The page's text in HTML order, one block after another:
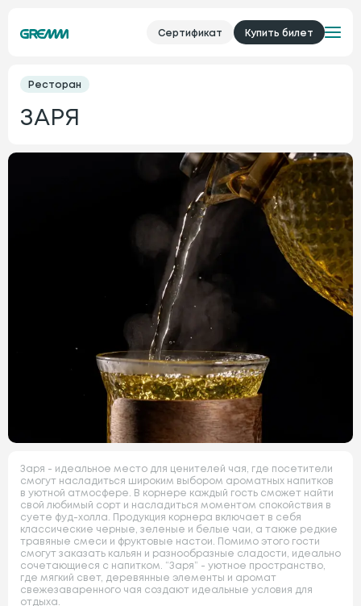
Сертификат Купить билет
Ресторан
ЗАРЯ
Заря - идеальное место для ценителей чая, где посетители
смогут насладиться широким выбором ароматных напитков
в уютной атмосфере. В корнере каждый гость сможет найти
свой любимый сорт и насладиться моментом спокойствия в
суете фуд-холла. Продукция корнера включает в себя
классические черные, зеленые и белые чаи, а также редкие
травяные смеси и фруктовые настои. Помимо этого гости
смогут заказать кальян и разнообразные сладости, идеально
сочетающиеся с напитком. “Заря” - уютное пространство,
где мягкий свет, деревянные элементы и аромат
свежезаваренного чая создают идеальные условия для
отдыха.